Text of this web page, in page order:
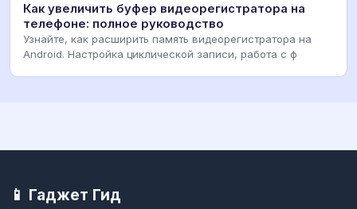
Как увеличить буфер видеорегистратора на
телефоне: полное руководство
Узнайте, как расширить память видеорегистратора на
Android. Настройка циклической записи, работа с ф
📱 Гаджет Гид